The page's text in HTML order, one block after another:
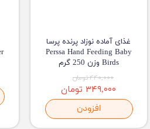
غذای آماده نوزاد پرنده پرسا
Perssa Hand Feeding Baby
Birds وزن 250 گرم
۴۴۰,۰۰۰ تومان
۳۴۹,۰۰۰ تومان
افزودن